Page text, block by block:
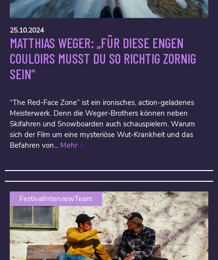
25.10.2024
MATTHIAS WEGER: „FÜR DIESE ENGEN
COULOIRS MUSST DU SO RICHTIG ZORNIG
SEIN“
“The Red-Face Zone” ist ein ironisches, action-geladenes
Meisterwerk. Denn die Weger-Brothers können neben
Skifahren und Snowboarden auch schauspielern. Warum
sich der Film um eine mysteriöse Wut-Krankheit und das
Befahren von... Mehr
FestivalInterviewTeam